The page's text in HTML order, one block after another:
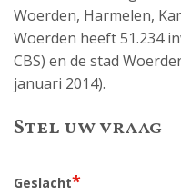
Woerden, Harmelen,
Woerden heeft 51.234
CBS) en de stad
januari 2014).
Stel uw vraag
Geslacht*